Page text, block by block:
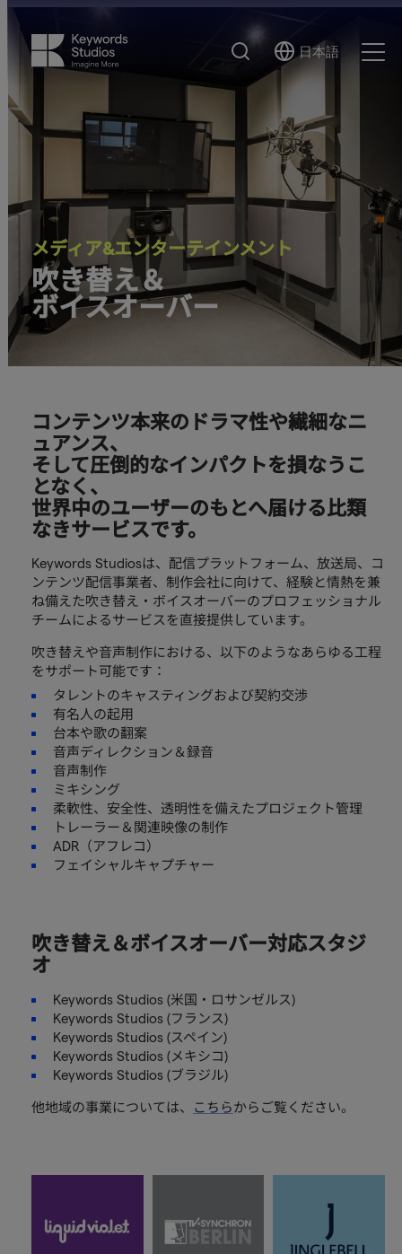
検
Select
Language
日本語
メディア&エンターテインメント
吹き替え＆
ボイスオーバー
コンテンツ本来のドラマ性や繊細なニ
ュアンス、
そして圧倒的なインパクトを損なうこ
となく、
世界中のユーザーのもとへ届ける比類
なきサービスです。
Keywords Studiosは、配信プラットフォーム、放送局、コ
ンテンツ配信事業者、制作会社に向けて、経験と情熱を兼
ね備えた吹き替え・ボイスオーバーのプロフェッショナル
チームによるサービスを直接提供しています。
吹き替えや音声制作における、以下のようなあらゆる工程
をサポート可能です：
タレントのキャスティングおよび契約交渉
有名人の起用
台本や歌の翻案
音声ディレクション＆録音
音声制作
ミキシング
柔軟性、安全性、透明性を備えたプロジェクト管理
トレーラー＆関連映像の制作
ADR（アフレコ）
フェイシャルキャプチャー
吹き替え＆ボイスオーバー対応スタジ
オ
Keywords Studios (米国・ロサンゼルス)
Keywords Studios (フランス)
Keywords Studios (スペイン)
Keywords Studios (メキシコ)
Keywords Studios (ブラジル)
他地域の事業については、 こちらからご覧ください。